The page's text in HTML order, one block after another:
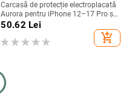
Carcasă de protecție electroplacată
Aurora pentru iPhone 12–17 Pro și
Pro Max, acoperire completă, anti-
50.62 Lei
add_shopping_cart